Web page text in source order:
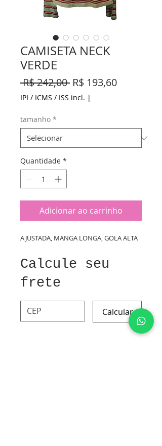
CAMISETA NECK
VERDE
R$ 242,00 Preço
normal
R$ 193,60Preço
IPI / ICMS / ISS incl. |
tamanho *
Quantidade *
Adicionar ao carrinho
AJUSTADA, MANGA LONGA, GOLA ALTA
Calcule seu
frete
Calcular